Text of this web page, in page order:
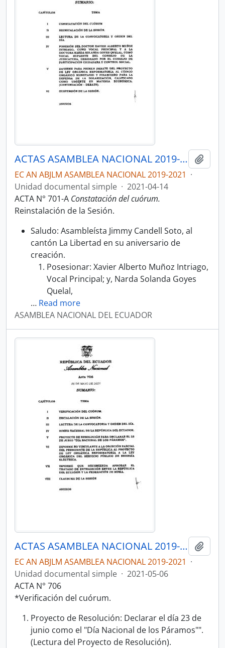
ACTAS ASAMBLEA NACIONAL 2019-2021
EC AN ABJLM ASAMBLEA NACIONAL 2019-2021 ·
Unidad documental simple · 2021-04-14
ACTA N° 701-A Constatación del cuórum.
Reinstalación de la Sesión.
Saludo: Asambleísta Jimmy Candell Soto, al
cantón La Libertad en su aniversario de
creación.
Posesionar: Xavier Alberto Muñoz Intriago,
Vocal Principal; y, Narda Solanda Goyes
Quelal,
… Read more
ASAMBLEA NACIONAL DEL ECUADOR
ACTAS ASAMBLEA NACIONAL 2019-2021
EC AN ABJLM ASAMBLEA NACIONAL 2019-2021 ·
Unidad documental simple · 2021-05-06
ACTA N° 706
*Verificación del cuórum.
Proyecto de Resolución: Declarar el día 23 de
junio como el "Día Nacional de los Páramos"".
(Lectura del Proyecto de Resolución).